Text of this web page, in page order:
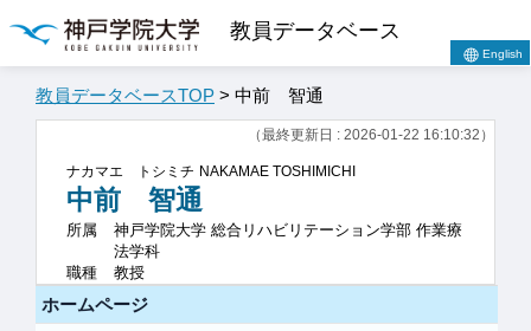
教員データベース
English
教員データベースTOP > 中前 智通
（最終更新日 : 2026-01-22 16:10:32）
ナカマエ トシミチ NAKAMAE TOSHIMICHI
中前 智通
所属
神戸学院大学 総合リハビリテーション学部 作業療
法学科
職種
教授
ホームページ